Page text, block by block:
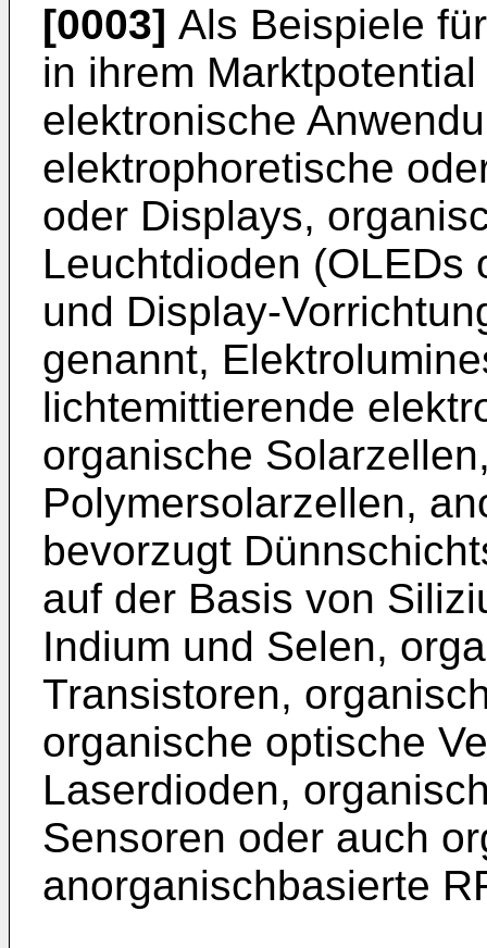
[0003] Als Beispiele
in ihrem
elektronische
elektrophoretische
oder Displays,
Leuchtdioden (OLEDs
und Display-
genannt,
lichtemittierende
organische
Polymersolarzellen,
bevorzugt
auf der Basis von
Indium und Selen,
Transistoren,
organische optische
Laserdioden,
Sensoren oder auch
anorganischbasierte